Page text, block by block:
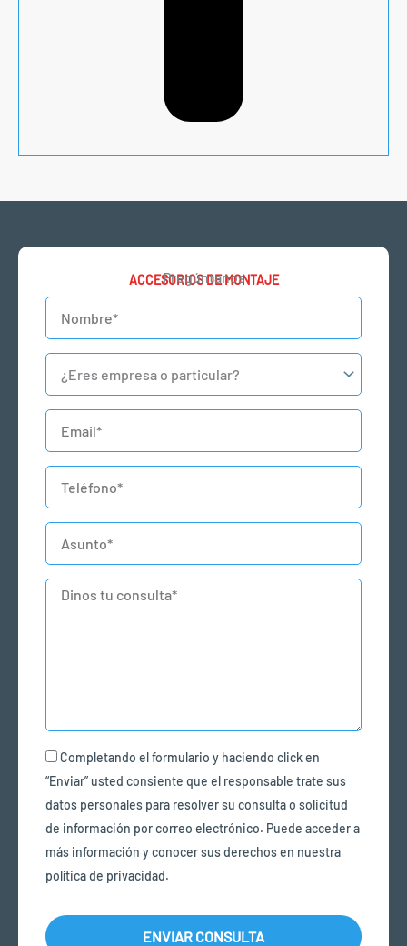
ACCESORIOS DE MONTAJE
Pregúntanos
Nombre
Empresa
Email
Teléfono
Asunto
Mensaje
Privacidad
Completando el formulario y haciendo click en
“Enviar” usted consiente que el responsable trate sus
datos personales para resolver su consulta o solicitud
de información por correo electrónico. Puede acceder a
más información y conocer sus derechos en nuestra
política de privacidad.
ENVIAR CONSULTA